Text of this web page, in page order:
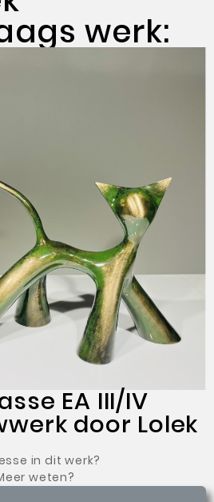
werk:
EA III/IV
door Lolek
in dit werk?
weten?